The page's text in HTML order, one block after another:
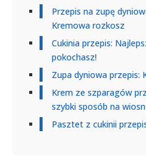
Przepis na zupę
Kremowa rozkosz
Cukinia przepis:
pokochasz!
Zupa dyniowa przepis:
Krem ze szparagów
szybki sposób na
Pasztet z cukinii